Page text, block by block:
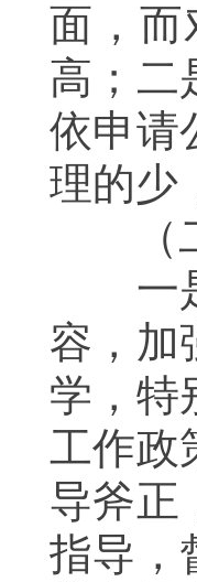
面，而
高；二
依申请
理的少
（二
一
容，加
学，特
工作政
导斧正
指导，